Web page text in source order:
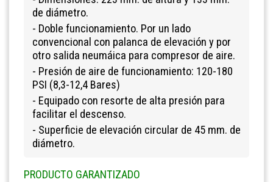
de diámetro.
- Doble funcionamiento. Por un lado
convencional con palanca de elevación y por
otro salida neumáica para compresor de aire.
- Presión de aire de funcionamiento: 120-180
PSI (8,3-12,4 Bares)
- Equipado con resorte de alta presión para
facilitar el descenso.
- Superficie de elevación circular de 45 mm. de
diámetro.
PRODUCTO GARANTIZADO